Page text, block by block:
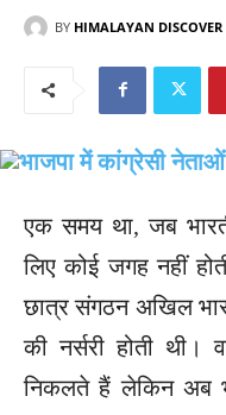
BY HIMALAYAN DISCOVER
एक समय था, जब
लिए कोई जगह नहीं
छात्र संगठन अखिल
की नर्सरी होती
निकलते हैं लेकिन अब